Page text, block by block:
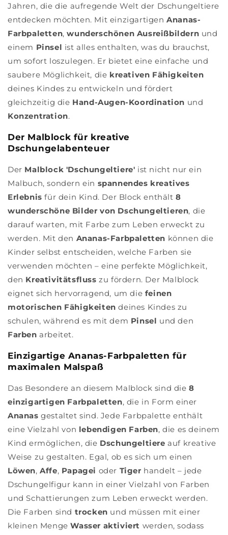
Jahren, die die aufregende Welt der Dschungeltiere
entdecken möchten. Mit einzigartigenAnanas-
Farbpaletten,wunderschönen Ausreißbildern und
einem Pinsel ist alles enthalten, was du brauchst,
um sofort loszulegen. Er bietet eine einfache und
saubere Möglichkeit, die kreativen Fähigkeiten
deines Kindes zu entwickeln und fördert
gleichzeitig die Hand-Augen-Koordination und
Konzentration.
Der Malblock für kreative
Dschungelabenteuer
Der Malblock 'Dschungeltiere' ist nicht nur ein
Malbuch, sondern ein spannendes kreatives
Erlebnis für dein Kind. Der Block enthält8
wunderschöne Bilder von Dschungeltieren, die
darauf warten, mit Farbe zum Leben erweckt zu
werden. Mit den Ananas-Farbpaletten können die
Kinder selbst entscheiden, welche Farben sie
verwenden möchten – eine perfekte Möglichkeit,
den Kreativitätsfluss zu fördern. Der Malblock
eignet sich hervorragend, um die feinen
motorischen Fähigkeiten deines Kindes zu
schulen, während es mit dem Pinsel und den
Farben arbeitet.
Einzigartige Ananas-Farbpaletten für
maximalen Malspaß
Das Besondere an diesem Malblock sind die8
einzigartigen Farbpaletten, die in Form einer
Ananas gestaltet sind. Jede Farbpalette enthält
eine Vielzahl von lebendigen Farben, die es deinem
Kind ermöglichen, die Dschungeltiere auf kreative
Weise zu gestalten. Egal, ob es sich um einen
Löwen,Affe, Papagei oder Tiger handelt – jede
Dschungelfigur kann in einer Vielzahl von Farben
und Schattierungen zum Leben erweckt werden.
Die Farben sind trocken und müssen mit einer
kleinen MengeWasser aktiviert werden, sodass